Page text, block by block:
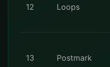
12 Loops
13 Postmark